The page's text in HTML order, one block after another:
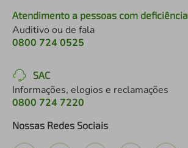
Atendimento a pessoas com deficiência
Auditivo ou de fala
0800 724 0525
SAC
Informações, elogios e reclamações
0800 724 7220
Nossas Redes Sociais